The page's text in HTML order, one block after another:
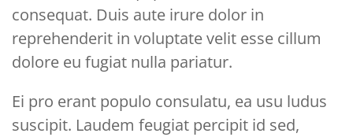
consequat. Duis aute irure dolor in
reprehenderit in voluptate velit esse cillum
dolore eu fugiat nulla pariatur.
Ei pro erant populo consulatu, ea usu ludus
suscipit. Laudem feugiat percipit id sed,